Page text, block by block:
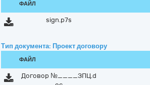
ФАЙЛ
sign.p7s
Тип документа: Проект договору
ФАЙЛ
Договор №____ЗПЦ.d